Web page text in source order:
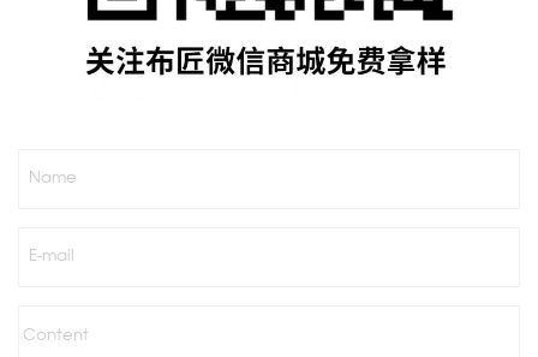
Name
E-mail
Content